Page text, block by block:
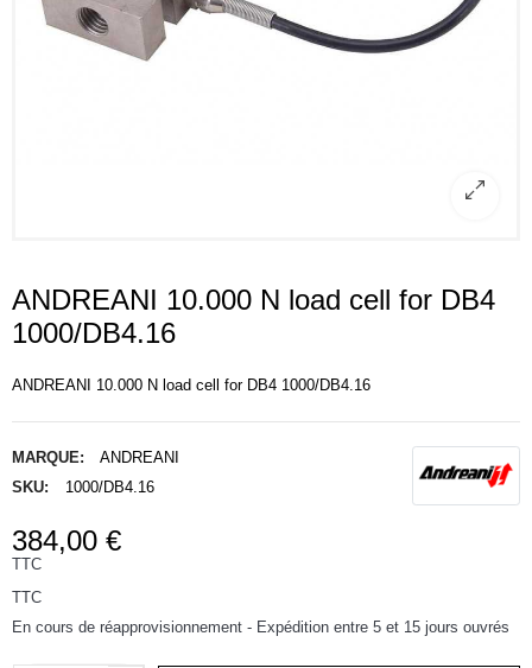
ANDREANI 10.000 N load cell for DB4
1000/DB4.16
ANDREANI 10.000 N load cell for DB4 1000/DB4.16
MARQUE:
ANDREANI
SKU:
1000/DB4.16
384,00 €
TTC
TTC
En cours de réapprovisionnement - Expédition entre 5 et 15 jours ouvrés